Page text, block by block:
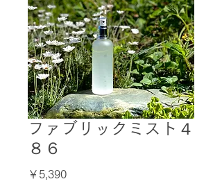
ファブリックミスト４
８６
￥5,390価